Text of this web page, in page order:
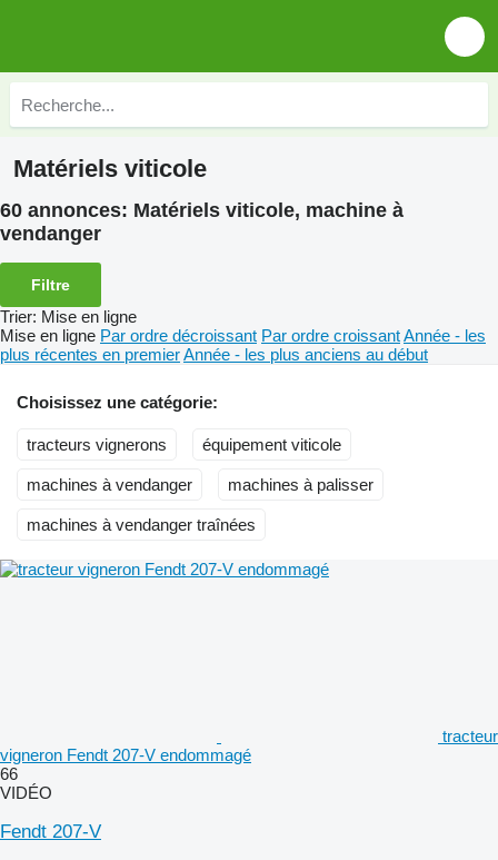
Matériels viticole
60 annonces: Matériels viticole, machine à
vendanger
Filtre
Trier: Mise en ligne
Mise en ligne Par ordre décroissant Par ordre croissantAnnée - les
plus récentes en premierAnnée - les plus anciens au début
Choisissez une catégorie:
tracteurs vignerons équipement viticole
machines à vendanger machines à palisser
machines à vendanger traînées
tracteur
vigneron Fendt 207-V endommagé
66
VIDÉO
Fendt 207-V